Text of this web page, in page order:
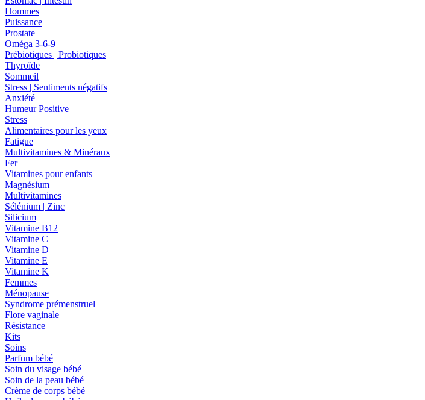
Hommes
Puissance
Prostate
Oméga 3-6-9
Prébiotiques | Probiotiques
Thyroïde
Sommeil
Stress | Sentiments négatifs
Anxiété
Humeur Positive
Stress
Alimentaires pour les yeux
Fatigue
Multivitamines & Minéraux
Fer
Vitamines pour enfants
Magnésium
Multivitamines
Sélénium | Zinc
Silicium
Vitamine B12
Vitamine C
Vitamine D
Vitamine E
Vitamine K
Femmes
Ménopause
Syndrome prémenstruel
Flore vaginale
Résistance
Kits
Soins
Parfum bébé
Soin du visage bébé
Soin de la peau bébé
Crème de corps bébé